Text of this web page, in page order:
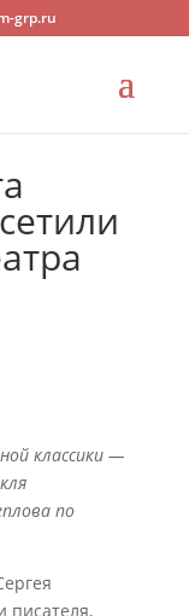
grp.ru
классики —
по
писателя,